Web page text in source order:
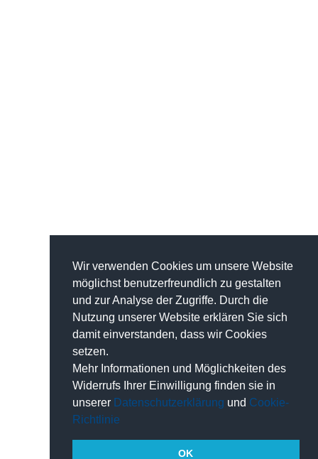
Wir verwenden Cookies um unsere Website
möglichst benutzerfreundlich zu gestalten
und zur Analyse der Zugriffe. Durch die
Nutzung unserer Website erklären Sie sich
damit einverstanden, dass wir Cookies
setzen.
Mehr Informationen und Möglichkeiten des
Widerrufs Ihrer Einwilligung finden sie in
unserer Datenschutzerklärung und Cookie-
Richtlinie
OK